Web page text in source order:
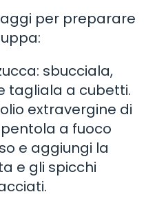
per preparare
sbucciala,
tagliala a cubetti.
extravergine di
a fuoco
e aggiungi la
e gli spicchi